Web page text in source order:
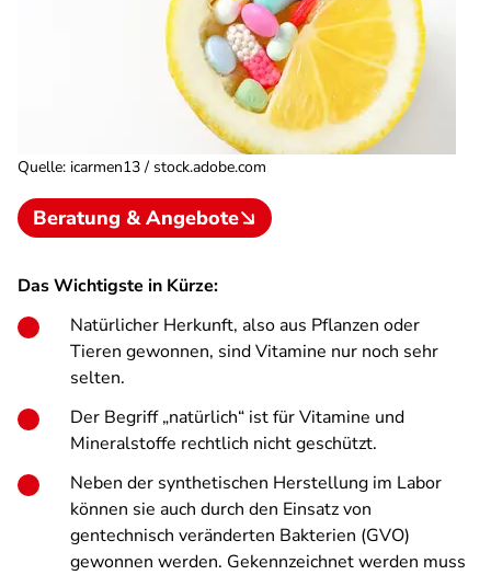
Quelle: icarmen13 / stock.adobe.com
Beratung & Angebote
Das Wichtigste in Kürze:
Natürlicher Herkunft, also aus Pflanzen oder
Tieren gewonnen, sind Vitamine nur noch sehr
selten.
Der Begriff „natürlich“ ist für Vitamine und
Mineralstoffe rechtlich nicht geschützt.
Neben der synthetischen Herstellung im Labor
können sie auch durch den Einsatz von
gentechnisch veränderten Bakterien (GVO)
gewonnen werden. Gekennzeichnet werden muss